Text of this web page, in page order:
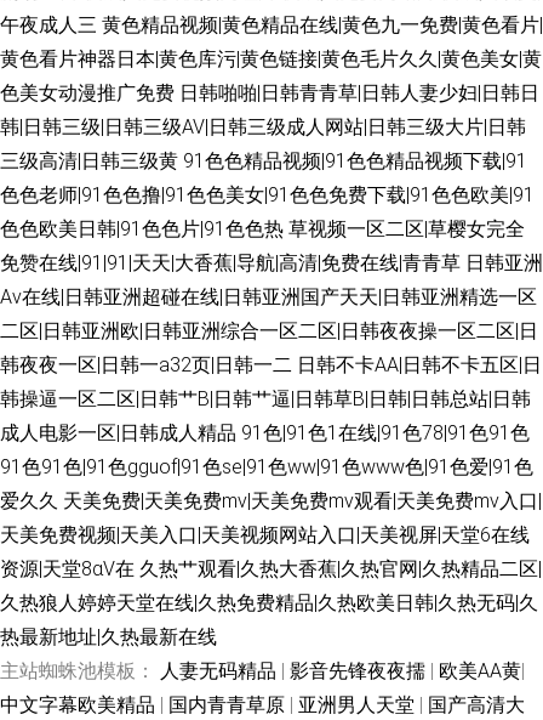
午夜成人三 黄色精品视频|黄色精品在线|黄色九一免费|黄色看片|
黄色看片神器日本|黄色库污|黄色链接|黄色毛片久久|黄色美女|黄
色美女动漫推广免费 日韩啪啪|日韩青青草|日韩人妻少妇|日韩日
韩|日韩三级|日韩三级AV|日韩三级成人网站|日韩三级大片|日韩
三级高清|日韩三级黄 91色色精品视频|91色色精品视频下载|91
色色老师|91色色撸|91色色美女|91色色免费下载|91色色欧美|91
色色欧美日韩|91色色片|91色色热 草视频一区二区|草樱女完全
免赞在线|91|91|天天|大香蕉|导航|高清|免费在线|青青草 日韩亚洲
Αν在线|日韩亚洲超碰在线|日韩亚洲国产天天|日韩亚洲精选一区
二区|日韩亚洲欧|日韩亚洲综合一区二区|日韩夜夜操一区二区|日
韩夜夜一区|日韩一a32页|日韩一二 日韩不卡AA|日韩不卡五区|日
韩操逼一区二区|日韩艹B|日韩艹逼|日韩草B|日韩|日韩总站|日韩
成人电影一区|日韩成人精品 91色|91色1在线|91色78|91色91色
91色91色|91色gguof|91色se|91色ww|91色www色|91色爱|91色
爱久久 天美免费|天美免费mv|天美免费mv观看|天美免费mv入口|
天美免费视频|天美入口|天美视频网站入口|天美视屏|天堂6在线
资源|天堂8αV在 久热艹观看|久热大香蕉|久热官网|久热精品二区|
久热狼人婷婷天堂在线|久热免费精品|久热欧美日韩|久热无码|久
热最新地址|久热最新在线
主站蜘蛛池模板：
人妻无码精品 | 影音先锋夜夜擩 | 欧美AA黄|
中文字幕欧美精品 | 国内青青草原 | 亚洲男人天堂 | 国产高清大